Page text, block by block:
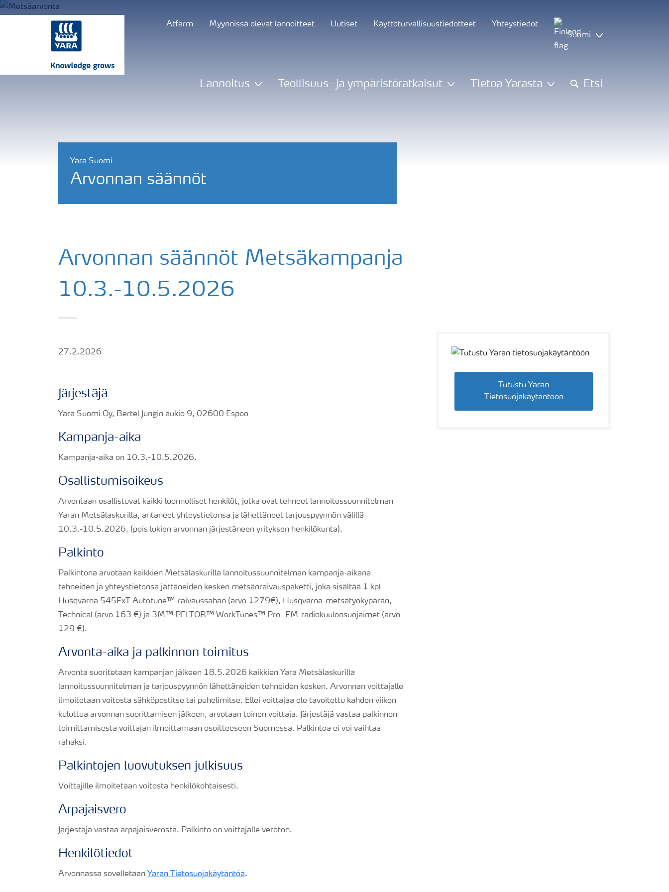
Atfarm Myynnissä olevat lannoitteet Uutiset Käyttöturvallisuustiedotteet
Yhteystiedot
Suomi
Lannoitus Teollisuus- ja ympäristöratkaisut Tietoa Yarasta Etsi
Yara Suomi
Arvonnan säännöt
Arvonnan säännöt Metsäkampanja
10.3.-10.5.2026
27.2.2026
Järjestäjä
Yara Suomi Oy, Bertel Jungin aukio 9, 02600 Espoo
Kampanja-aika
Kampanja-aika on 10.3.-10.5.2026.
Osallistumisoikeus
Arvontaan osallistuvat kaikki luonnolliset henkilöt, jotka ovat tehneet lannoitussuunnitelman
Yaran Metsälaskurilla, antaneet yhteystietonsa ja lähettäneet tarjouspyynnön välillä
10.3.-10.5.2026, (pois lukien arvonnan järjestäneen yrityksen henkilökunta).
Palkinto
Palkintona arvotaan kaikkien Metsälaskurilla lannoitussuunnitelman kampanja-aikana
tehneiden ja yhteystietonsa jättäneiden kesken metsänraivauspaketti, joka sisältää 1 kpl
Husqvarna 545FxT Autotune™-raivaussahan (arvo 1279€), Husqvarna-metsätyökypärän,
Technical (arvo 163 €) ja 3M™ PELTOR™ WorkTunes™ Pro -FM-radiokuulonsuojaimet (arvo
129 €).
Arvonta-aika ja palkinnon toimitus
Arvonta suoritetaan kampanjan jälkeen 18.5.2026 kaikkien Yara Metsälaskurilla
lannoitussuunnitelman ja tarjouspyynnön lähettäneiden tehneiden kesken. Arvonnan voittajalle
ilmoitetaan voitosta sähköpostitse tai puhelimitse. Ellei voittajaa ole tavoitettu kahden viikon
kuluttua arvonnan suorittamisen jälkeen, arvotaan toinen voittaja. Järjestäjä vastaa palkinnon
toimittamisesta voittajan ilmoittamaan osoitteeseen Suomessa. Palkintoa ei voi vaihtaa
rahaksi.
Palkintojen luovutuksen julkisuus
Voittajille ilmoitetaan voitosta henkilökohtaisesti.
Arpajaisvero
Järjestäjä vastaa arpajaisverosta. Palkinto on voittajalle veroton.
Henkilötiedot
Arvonnassa sovelletaan Yaran Tietosuojakäytäntöä.
Tutustu Yaran
Tietosuojakäytäntöön